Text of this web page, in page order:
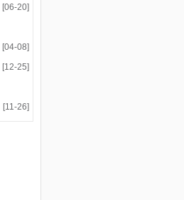
[06-20]
[04-08]
[12-25]
[11-26]